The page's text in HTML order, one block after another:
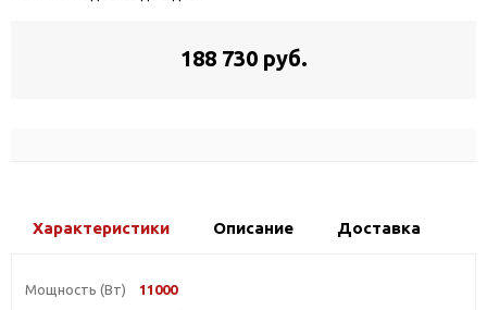
188 730 руб.
Характеристики Описание Доставка
Мощность (Вт)
11000